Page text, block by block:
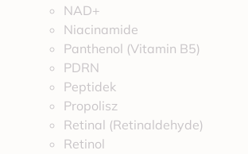
NAD+
Niacinamide
Panthenol (Vitamin B5)
PDRN
Peptidek
Propolisz
Retinal (Retinaldehyde)
Retinol